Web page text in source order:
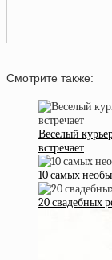
Смотрите также:
Веселый
встречает
10 самых
20 свадебных